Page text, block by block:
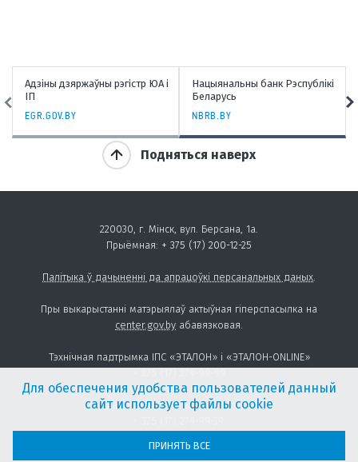
Адзіны дзяржаўны рэгістр ЮА і
ІП
EGR.GOV.BY
Нацыянальны банк Рэспублікі
Беларусь
NBRB.BY
Подняться наверх
220030, г. Мінск, вул. Берсана, 1а.
Прыёмная: + 375 (17) 200-12-25
Палітыка ў дачыненні да апрацоўкі персанальных даных
Пры выкарыстанні матэрыялаў актыўная гіперспасылка на
center.gov.by абавязковая.
Тэхнічная падтрымка ІПС «ЭТАЛОН» і «ЭТАЛОН-ONLINE»
Прадастаўленне тавараў і паслуг:
Для обеспечения удобства пользователей данный
сайт использует файлы cookie
ПРИНЯТЬ ВСЕ